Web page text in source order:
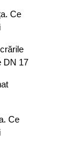
Ce
DN 17
Ce